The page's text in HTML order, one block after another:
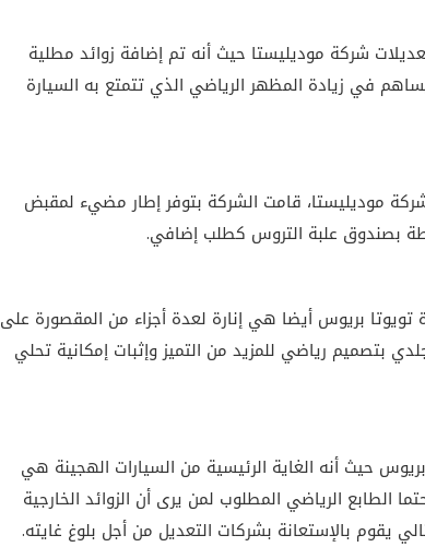
شركة موديليستا حيث أنه تم إضافة زوائد مطلية
في زيادة المظهر الرياضي الذي تتمتع به السيارة
موديليستا، قامت الشركة بتوفر إطار مضيء لمقبض
بصندوق علبة التروس كطلب إضافي.
بريوس أيضا هي إنارة لعدة أجزاء من المقصورة على
بتصميم رياضي للمزيد من التميز وإثبات إمكانية تحلي
حيث أنه الغاية الرئيسية من السيارات الهجينة هي
الطابع الرياضي المطلوب لمن يرى أن الزوائد الخارجية
يقوم بالإستعانة بشركات التعديل من أجل بلوغ غايته.